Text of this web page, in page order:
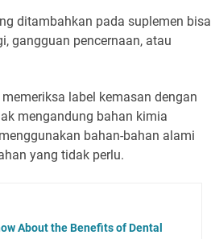
ditambahkan pada suplemen bisa
gangguan pencernaan, atau
label kemasan dengan
mengandung bahan kimia
bahan-bahan alami
yang tidak perlu.
About the Benefits of Dental